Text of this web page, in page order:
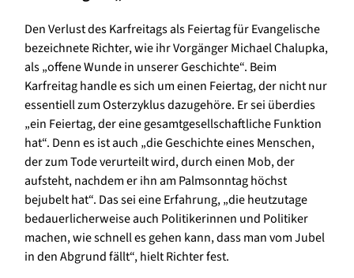
Den Verlust des Karfreitags als Feiertag für Evangelische
bezeichnete Richter, wie ihr Vorgänger Michael Chalupka,
als „offene Wunde in unserer Geschichte“. Beim
Karfreitag handle es sich um einen Feiertag, der nicht nur
essentiell zum Osterzyklus dazugehöre. Er sei überdies
„ein Feiertag, der eine gesamtgesellschaftliche Funktion
hat“. Denn es ist auch „die Geschichte eines Menschen,
der zum Tode verurteilt wird, durch einen Mob, der
aufsteht, nachdem er ihn am Palmsonntag höchst
bejubelt hat“. Das sei eine Erfahrung, „die heutzutage
bedauerlicherweise auch Politikerinnen und Politiker
machen, wie schnell es gehen kann, dass man vom Jubel
in den Abgrund fällt“, hielt Richter fest.